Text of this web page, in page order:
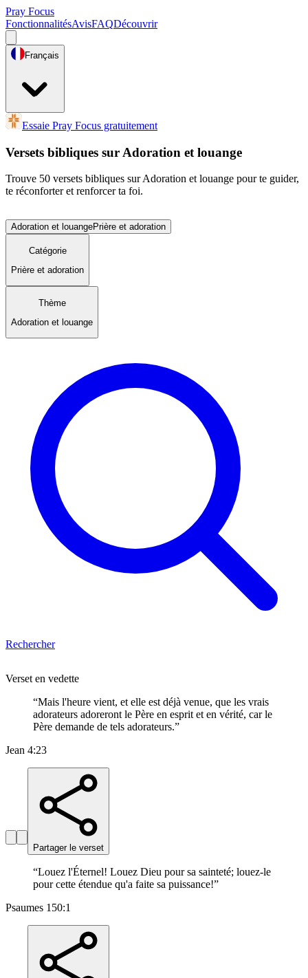
Pray Focus
FonctionnalitésAvisFAQDécouvrir
Français
Essaie Pray Focus gratuitement
Versets bibliques sur Adoration et louange
Trouve 50 versets bibliques sur Adoration et louange pour te guider,
te réconforter et renforcer ta foi.
Adoration et louangePrière et adoration
Catégorie
Prière et adoration
Thème
Adoration et louange
Rechercher
Verset en vedette
“Mais l'heure vient, et elle est déjà venue, que les vrais
adorateurs adoreront le Père en esprit et en vérité, car le
Père demande de tels adorateurs.”
Jean 4:23
Partager le verset
“Louez l'Éternel! Louez Dieu pour sa sainteté; louez-le
pour cette étendue qu'a faite sa puissance!”
Psaumes 150:1